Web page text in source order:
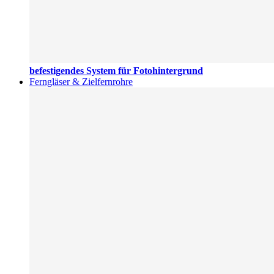
befestigendes System für Fotohintergrund
Ferngläser & Zielfernrohre